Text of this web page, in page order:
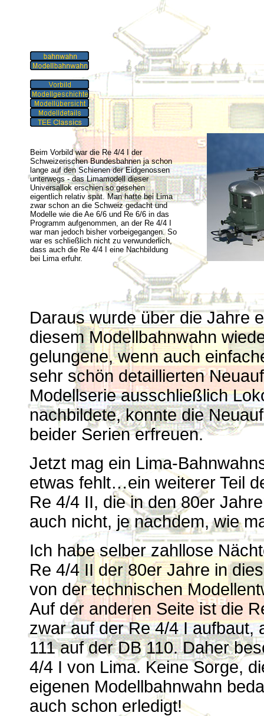
Beim Vorbild war die Re 4/4 I der
Schweizerischen Bundesbahnen ja schon
lange auf den Schienen der Eidgenossen
unterwegs - das Limamodell dieser
Universallok erschien so gesehen
eigentlich relativ spät. Man hatte bei Lima
zwar schon an die Schweiz gedacht und
Modelle wie die Ae 6/6 und Re 6/6 in das
Programm aufgenommen, an der Re 4/4 I
war man jedoch bisher vorbeigegangen. So
war es schließlich nicht zu verwunderlich,
dass auch die Re 4/4 I eine Nachbildung
bei Lima erfuhr.
Daraus wurde über die Jahre
diesem Modellbahnwahn
gelungene, wenn auch
sehr schön detaillierten
Modellserie ausschließlich
nachbildete, konnte die
beider Serien erfreuen.
Jetzt mag ein Lima-
etwas fehlt…ein weiterer Teil
Re 4/4 II, die in den 80er
auch nicht, je nachdem, wie
Ich habe selber zahllose
Re 4/4 II der 80er Jahre in
von der technischen
Auf der anderen Seite ist die
zwar auf der Re 4/4 I aufbaut,
111 auf der DB 110. Daher
4/4 I von Lima. Keine Sorge,
eigenen Modellbahnwahn
auch schon erledigt!